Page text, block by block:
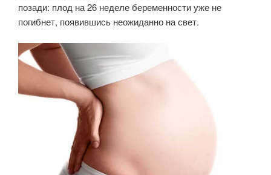
позади: плод на 26 неделе беременности уже не
погибнет, появившись неожиданно на свет.